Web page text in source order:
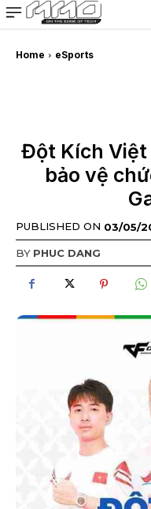
MMOSITE -
Bài viết nổi bật
Home eSports
Đột Kích Việt
bảo vệ
PUBLISHED ON 03/05/
BY PHUC DANG